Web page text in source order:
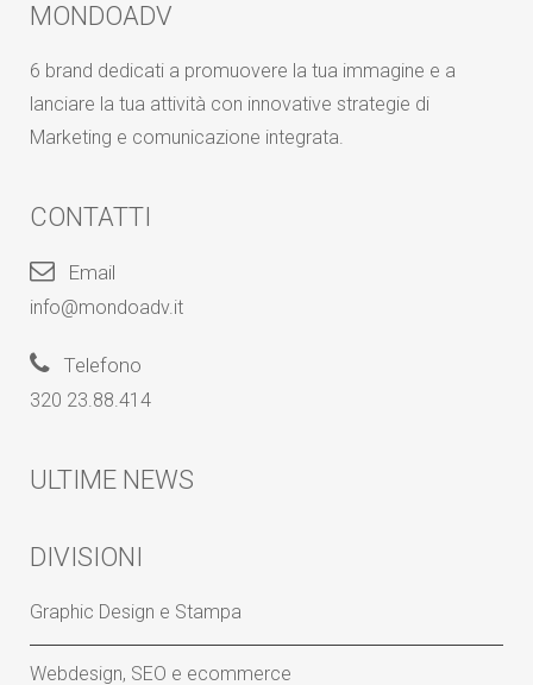
MONDOADV
6 brand dedicati a promuovere la tua immagine e a
lanciare la tua attività con innovative strategie di
Marketing e comunicazione integrata.
CONTATTI
Email
info@mondoadv.it
Telefono
320 23.88.414
ULTIME NEWS
DIVISIONI
Graphic Design e Stampa
Webdesign, SEO e ecommerce